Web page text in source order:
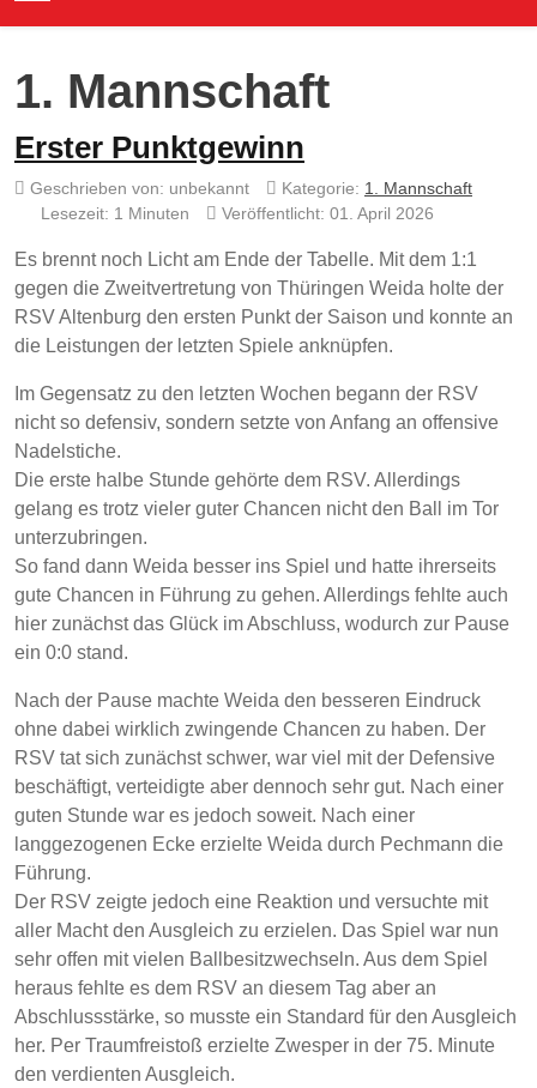
1. Mannschaft
Erster Punktgewinn
Geschrieben von: unbekannt Kategorie: 1. Mannschaft
Lesezeit: 1 Minuten
Veröffentlicht: 01. April 2026
Es brennt noch Licht am Ende der Tabelle. Mit dem 1:1
gegen die Zweitvertretung von Thüringen Weida holte der
RSV Altenburg den ersten Punkt der Saison und konnte an
die Leistungen der letzten Spiele anknüpfen.
Im Gegensatz zu den letzten Wochen begann der RSV
nicht so defensiv, sondern setzte von Anfang an offensive
Nadelstiche.
Die erste halbe Stunde gehörte dem RSV. Allerdings
gelang es trotz vieler guter Chancen nicht den Ball im Tor
unterzubringen.
So fand dann Weida besser ins Spiel und hatte ihrerseits
gute Chancen in Führung zu gehen. Allerdings fehlte auch
hier zunächst das Glück im Abschluss, wodurch zur Pause
ein 0:0 stand.
Nach der Pause machte Weida den besseren Eindruck
ohne dabei wirklich zwingende Chancen zu haben. Der
RSV tat sich zunächst schwer, war viel mit der Defensive
beschäftigt, verteidigte aber dennoch sehr gut. Nach einer
guten Stunde war es jedoch soweit. Nach einer
langgezogenen Ecke erzielte Weida durch Pechmann die
Führung.
Der RSV zeigte jedoch eine Reaktion und versuchte mit
aller Macht den Ausgleich zu erzielen. Das Spiel war nun
sehr offen mit vielen Ballbesitzwechseln. Aus dem Spiel
heraus fehlte es dem RSV an diesem Tag aber an
Abschlussstärke, so musste ein Standard für den Ausgleich
her. Per Traumfreistoß erzielte Zwesper in der 75. Minute
den verdienten Ausgleich.